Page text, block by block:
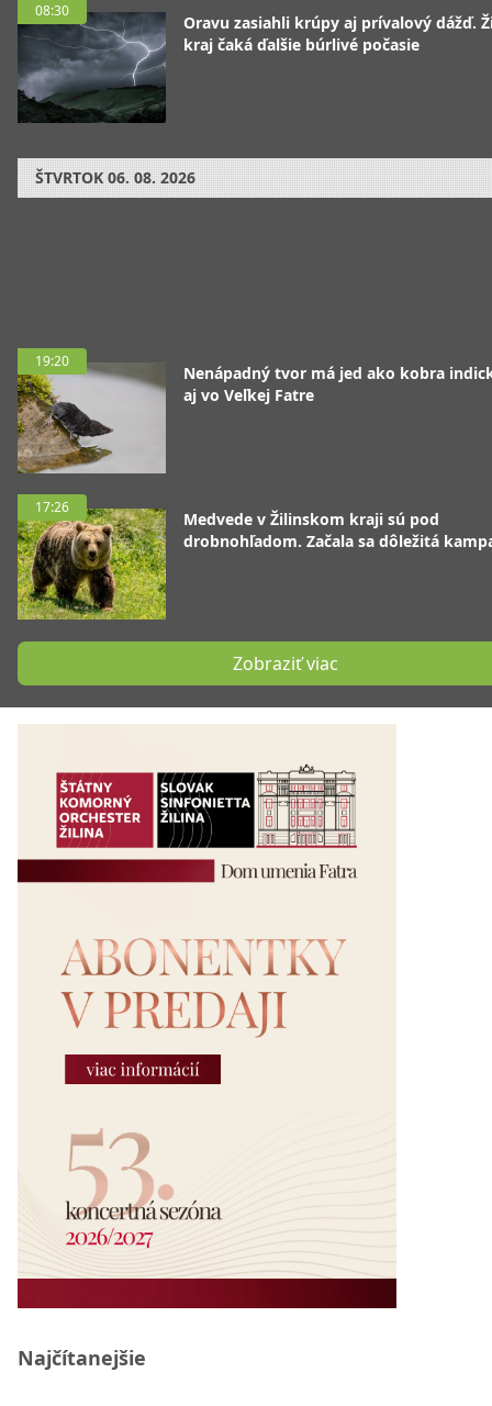
08:30
Oravu zasiahli krúpy aj prívalový dážď.
kraj čaká ďalšie búrlivé počasie
ŠTVRTOK 06. 08. 2026
19:20
Nenápadný tvor má jed ako kobra
aj vo Veľkej Fatre
17:26
Medvede v Žilinskom kraji sú pod
drobnohľadom. Začala sa dôležitá
Zobraziť viac
Najčítanejšie